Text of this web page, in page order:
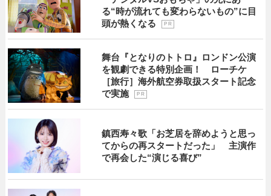
る“時が流れても変わらないもの”に目
頭が熱くなる
P R
舞台『となりのトトロ』ロンドン公演
を観劇できる特別企画！ ローチケ
［旅行］海外航空券取扱スタート記念
で実施
P R
鎮西寿々歌「お芝居を辞めようと思っ
てからの再スタートだった」 主演作
で再会した“演じる喜び”